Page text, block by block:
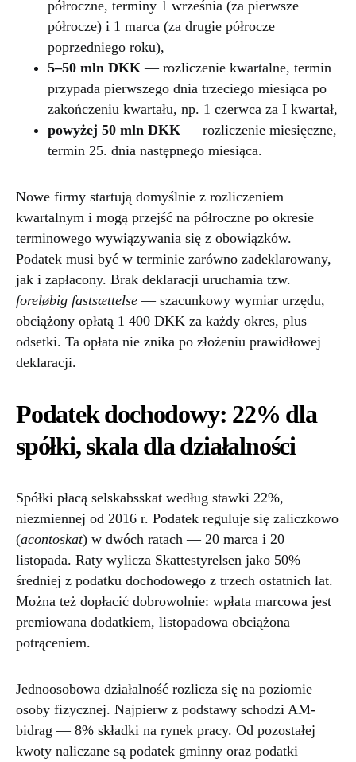
półroczne, terminy 1 września (za pierwsze
półrocze) i 1 marca (za drugie półrocze
poprzedniego roku),
5–50 mln DKK — rozliczenie kwartalne, termin
przypada pierwszego dnia trzeciego miesiąca po
zakończeniu kwartału, np. 1 czerwca za I kwartał,
powyżej 50 mln DKK — rozliczenie miesięczne,
termin 25. dnia następnego miesiąca.
Nowe firmy startują domyślnie z rozliczeniem
kwartalnym i mogą przejść na półroczne po okresie
terminowego wywiązywania się z obowiązków.
Podatek musi być w terminie zarówno zadeklarowany,
jak i zapłacony. Brak deklaracji uruchamia tzw.
foreløbig fastsættelse — szacunkowy wymiar urzędu,
obciążony opłatą 1 400 DKK za każdy okres, plus
odsetki. Ta opłata nie znika po złożeniu prawidłowej
deklaracji.
Podatek dochodowy: 22% dla
spółki, skala dla działalności
Spółki płacą selskabsskat według stawki 22%,
niezmiennej od 2016 r. Podatek reguluje się zaliczkowo
(acontoskat) w dwóch ratach — 20 marca i 20
listopada. Raty wylicza Skattestyrelsen jako 50%
średniej z podatku dochodowego z trzech ostatnich lat.
Można też dopłacić dobrowolnie: wpłata marcowa jest
premiowana dodatkiem, listopadowa obciążona
potrąceniem.
Jednoosobowa działalność rozlicza się na poziomie
osoby fizycznej. Najpierw z podstawy schodzi AM-
bidrag — 8% składki na rynek pracy. Od pozostałej
kwoty naliczane są podatek gminny oraz podatki